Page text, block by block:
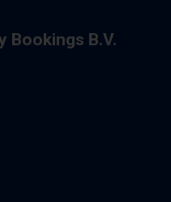
Bookings B.V.